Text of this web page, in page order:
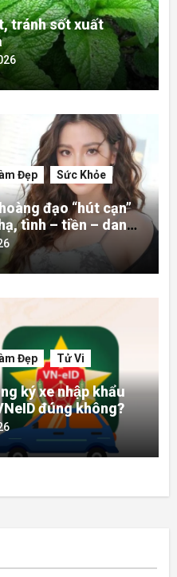
tránh sốt xuất
Đẹp Sức Khỏe
đạo “hút cạn”
tình – tiền – danh
Đẹp Tử Vi
ký xe nhập khẩu
đúng không?